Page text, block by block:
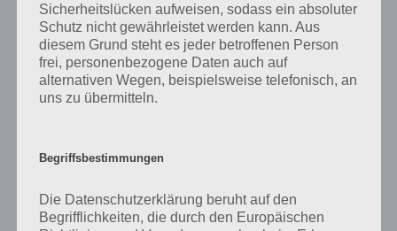
Partikel können sich an andere anlagern und so zu Regentropfen
werden. Oft ist die Luft in diesem Zustand kühl, da das Wasser die
Wärme absorbiert.
Nebel ist eine Art Dunst, der durch die Vermischung von Luft und
Wasserdampf entsteht. In der Meteorologie wird Nebel als Wolke
natürliche als auch künstliche Ursachen haben. Natürlicher Nebel
Künstlicher Nebel hingegen ist hauptsächlich durch menschliche
Aktivitäten wie Industrieemissionen, Autoverkehr und Feuerwerke
Sicherheitslücken aufweisen, sodass ein absoluter
Schutz nicht gewährleistet werden kann. Aus
diesem Grund steht es jeder betroffenen Person
frei, personenbezogene Daten auch auf
alternativen Wegen, beispielsweise telefonisch, an
uns zu übermitteln.
Begriffsbestimmungen
Die Datenschutzerklärung beruht auf den
Begrifflichkeiten, die durch den Europäischen